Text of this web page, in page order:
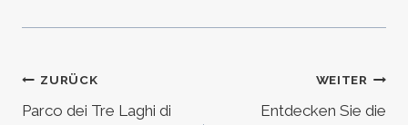
Beitragsnavigation
ZURÜCK
Parco dei Tre Laghi di
WEITER
Entdecken Sie die